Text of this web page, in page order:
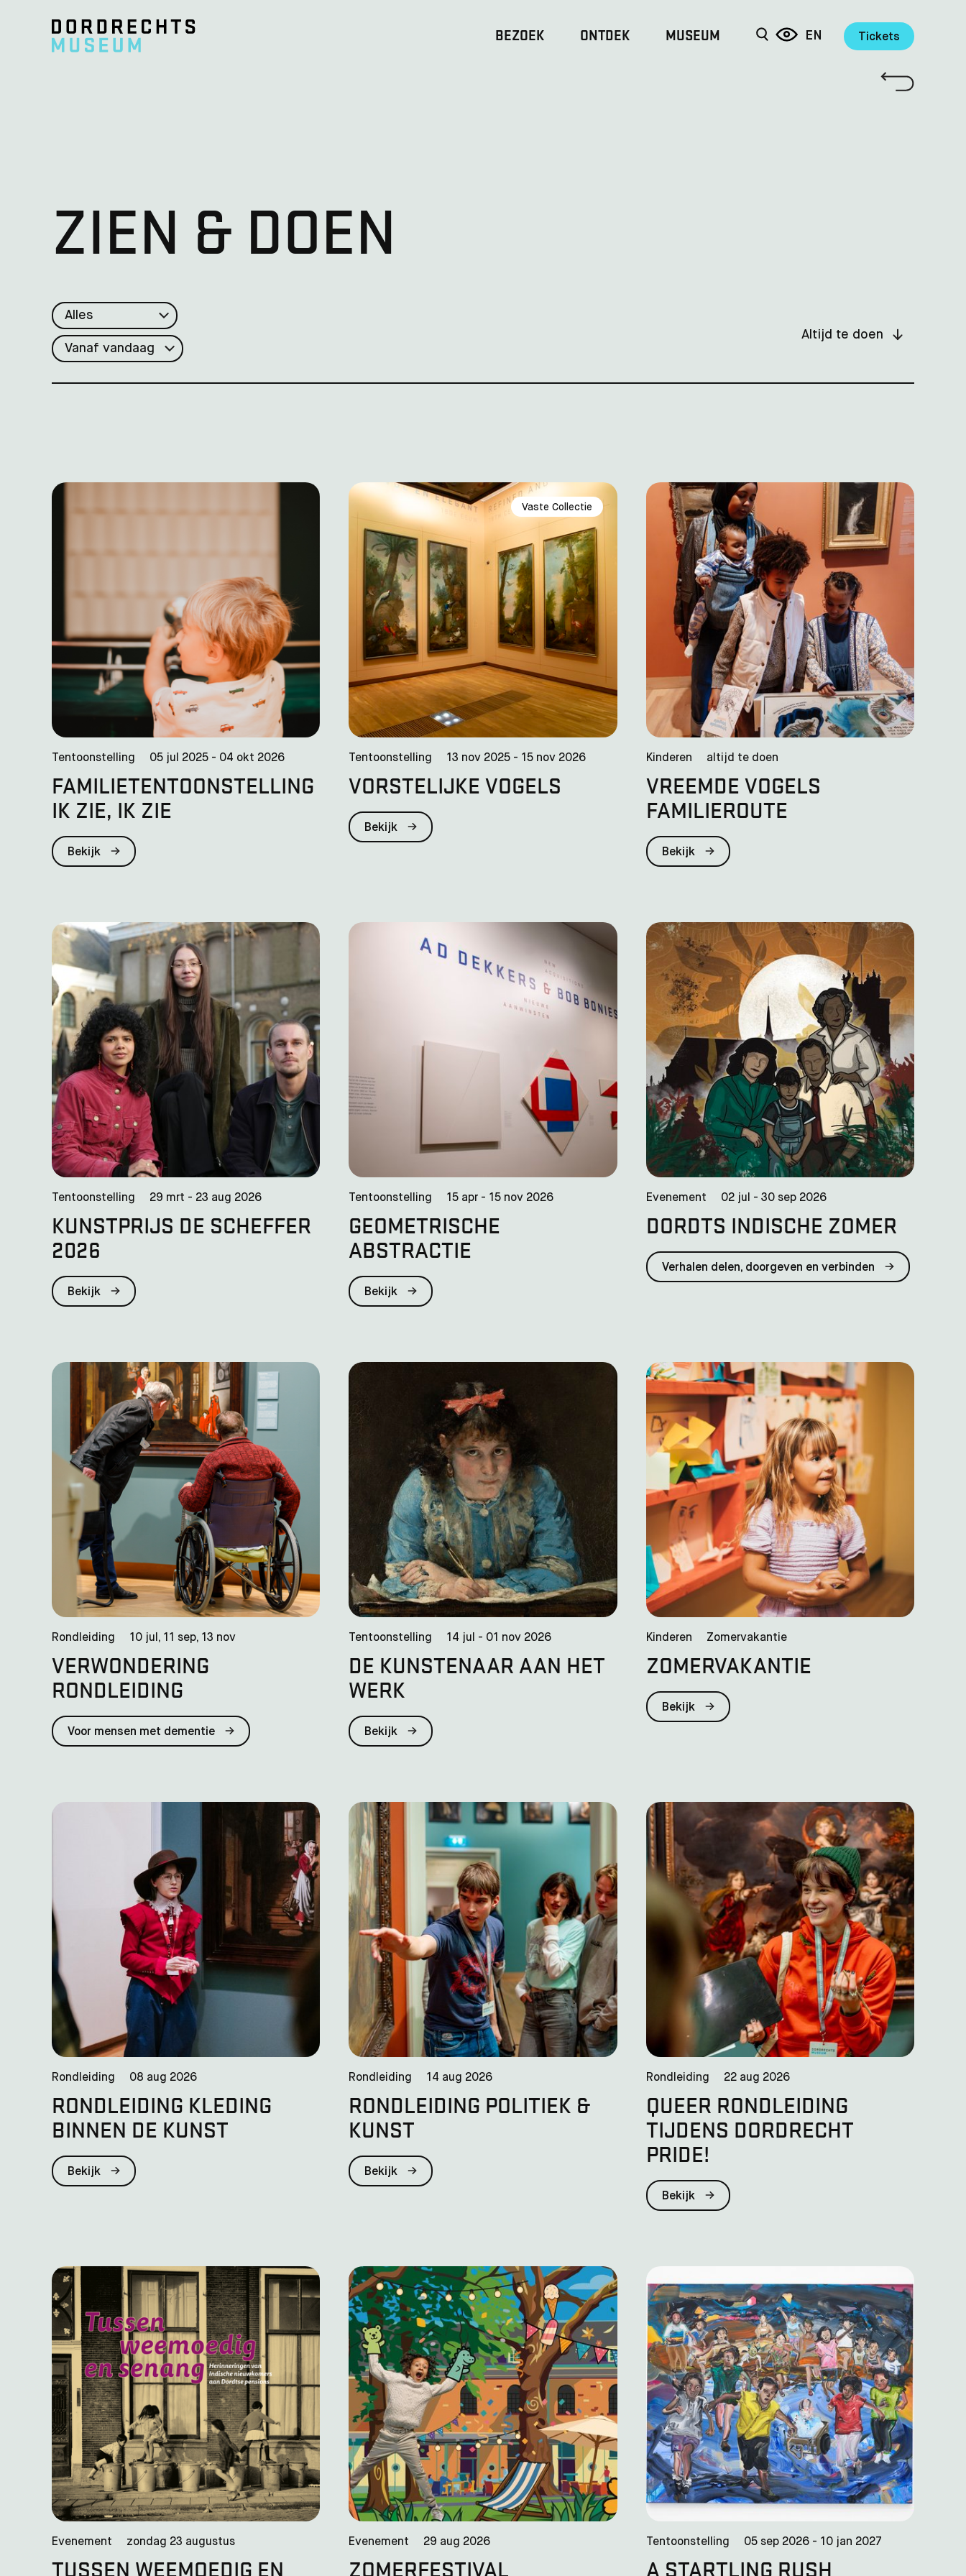
BEZOEK ONTDEK MUSEUM EN Tickets
ZIEN & DOEN
Type:
Periode:
Altijd te doen
FAMILIE­TENTOONSTELLING
IK ZIE, IK ZIE
Tentoonstelling 05 jul 2025 - 04 okt 2026
Bekijk
VORSTELIJKE VOGELS
Tentoonstelling 13 nov 2025 - 15 nov 2026
Bekijk
Vaste Collectie
VREEMDE VOGELS
FAMILIEROUTE
Kinderen altijd te doen
Bekijk
KUNSTPRIJS DE SCHEFFER
2026
Tentoonstelling 29 mrt - 23 aug 2026
Bekijk
GEOMETRISCHE
ABSTRACTIE
Tentoonstelling 15 apr - 15 nov 2026
Bekijk
DORDTS INDISCHE ZOMER
Evenement 02 jul - 30 sep 2026
Verhalen delen, doorgeven en verbinden
VERWONDERING
RONDLEIDING
Rondleiding 10 jul, 11 sep, 13 nov
Voor mensen met dementie
DE KUNSTENAAR AAN HET
WERK
Tentoonstelling 14 jul - 01 nov 2026
Bekijk
ZOMERVAKANTIE
Kinderen Zomervakantie
Bekijk
RONDLEIDING KLEDING
BINNEN DE KUNST
Rondleiding 08 aug 2026
Bekijk
RONDLEIDING POLITIEK &
KUNST
Rondleiding 14 aug 2026
Bekijk
QUEER RONDLEIDING
TIJDENS DORDRECHT
PRIDE!
Rondleiding 22 aug 2026
Bekijk
TUSSEN WEEMOEDIG EN
Evenement zondag 23 augustus
ZOMERFESTIVAL
Evenement 29 aug 2026
A STARTLING RUSH
Tentoonstelling 05 sep 2026 - 10 jan 2027